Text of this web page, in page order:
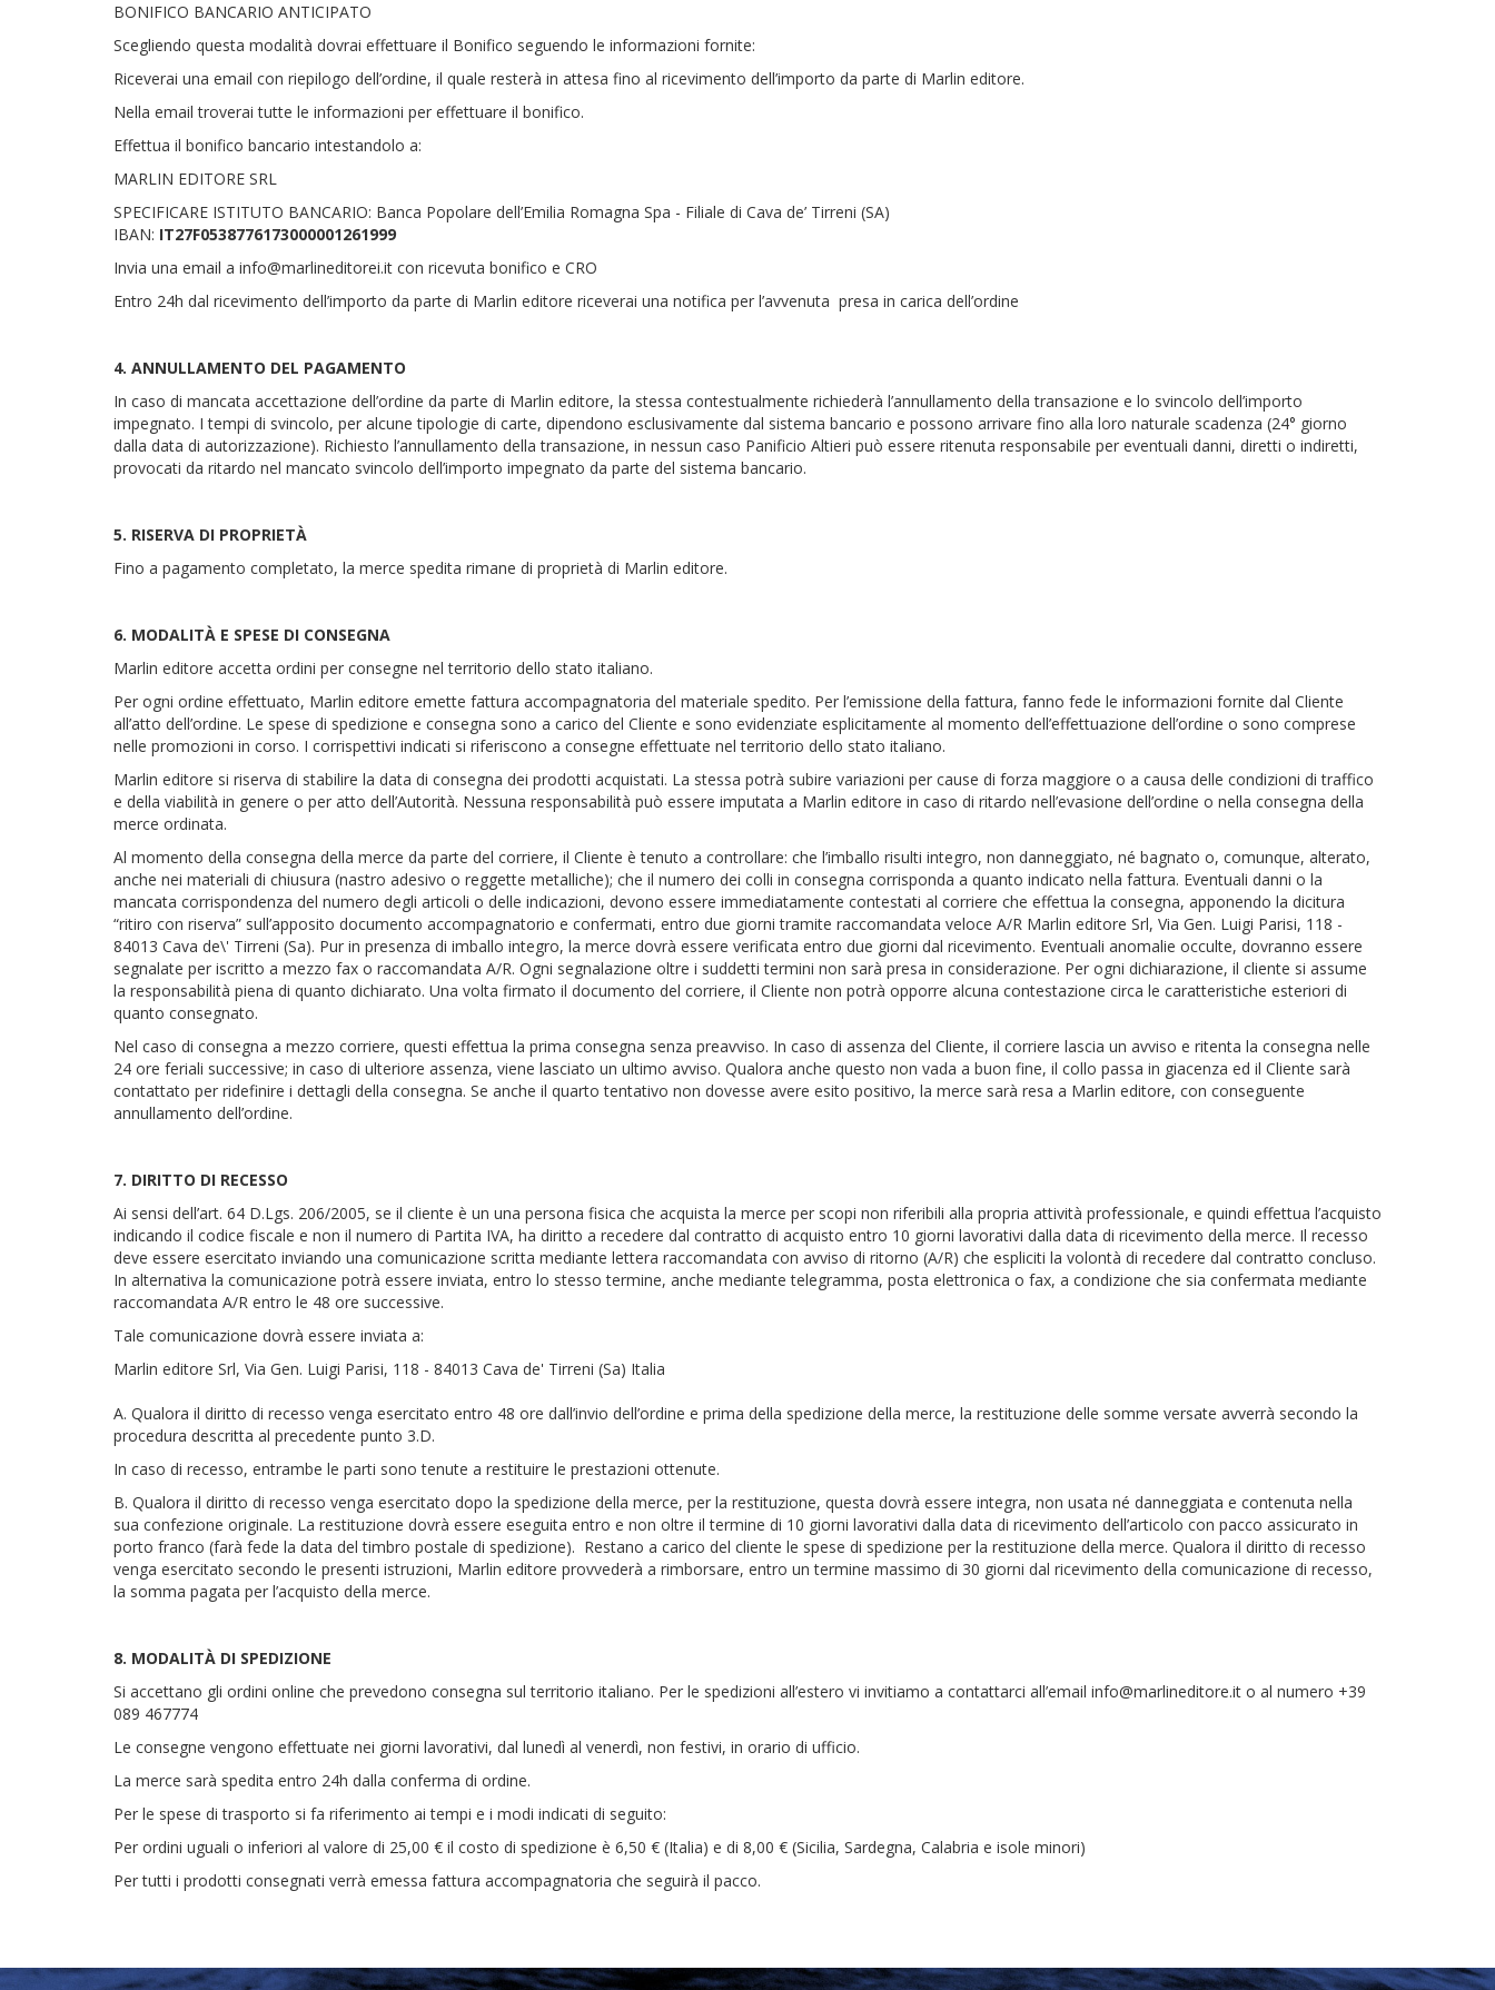
BONIFICO BANCARIO ANTICIPATO
Scegliendo questa modalità dovrai effettuare il Bonifico seguendo le informazioni fornite:
Riceverai una email con riepilogo dell’ordine, il quale resterà in attesa fino al ricevimento dell’importo da parte di Marlin editore.
Nella email troverai tutte le informazioni per effettuare il bonifico.
Effettua il bonifico bancario intestandolo a:
MARLIN EDITORE SRL
SPECIFICARE ISTITUTO BANCARIO: Banca Popolare dell’Emilia Romagna Spa - Filiale di Cava de’ Tirreni (SA)
IBAN: IT27F0538776173000001261999
Invia una email a info@marlineditorei.it con ricevuta bonifico e CRO
Entro 24h dal ricevimento dell’importo da parte di Marlin editore riceverai una notifica per l’avvenuta presa in carica dell’ordine
4. ANNULLAMENTO DEL PAGAMENTO
In caso di mancata accettazione dell’ordine da parte di Marlin editore, la stessa contestualmente richiederà l’annullamento della transazione e lo svincolo dell’importo
impegnato. I tempi di svincolo, per alcune tipologie di carte, dipendono esclusivamente dal sistema bancario e possono arrivare fino alla loro naturale scadenza (24° giorno
dalla data di autorizzazione). Richiesto l’annullamento della transazione, in nessun caso Panificio Altieri può essere ritenuta responsabile per eventuali danni, diretti o indiretti,
provocati da ritardo nel mancato svincolo dell’importo impegnato da parte del sistema bancario.
5. RISERVA DI PROPRIETÀ
Fino a pagamento completato, la merce spedita rimane di proprietà di Marlin editore.
6. MODALITÀ E SPESE DI CONSEGNA
Marlin editore accetta ordini per consegne nel territorio dello stato italiano.
Per ogni ordine effettuato, Marlin editore emette fattura accompagnatoria del materiale spedito. Per l’emissione della fattura, fanno fede le informazioni fornite dal Cliente
all’atto dell’ordine. Le spese di spedizione e consegna sono a carico del Cliente e sono evidenziate esplicitamente al momento dell’effettuazione dell’ordine o sono comprese
nelle promozioni in corso. I corrispettivi indicati si riferiscono a consegne effettuate nel territorio dello stato italiano.
Marlin editore si riserva di stabilire la data di consegna dei prodotti acquistati. La stessa potrà subire variazioni per cause di forza maggiore o a causa delle condizioni di traffico
e della viabilità in genere o per atto dell’Autorità. Nessuna responsabilità può essere imputata a Marlin editore in caso di ritardo nell’evasione dell’ordine o nella consegna della
merce ordinata.
Al momento della consegna della merce da parte del corriere, il Cliente è tenuto a controllare: che l’imballo risulti integro, non danneggiato, né bagnato o, comunque, alterato,
anche nei materiali di chiusura (nastro adesivo o reggette metalliche); che il numero dei colli in consegna corrisponda a quanto indicato nella fattura. Eventuali danni o la
mancata corrispondenza del numero degli articoli o delle indicazioni, devono essere immediatamente contestati al corriere che effettua la consegna, apponendo la dicitura
“ritiro con riserva” sull’apposito documento accompagnatorio e confermati, entro due giorni tramite raccomandata veloce A/R Marlin editore Srl, Via Gen. Luigi Parisi, 118 -
84013 Cava de\' Tirreni (Sa). Pur in presenza di imballo integro, la merce dovrà essere verificata entro due giorni dal ricevimento. Eventuali anomalie occulte, dovranno essere
segnalate per iscritto a mezzo fax o raccomandata A/R. Ogni segnalazione oltre i suddetti termini non sarà presa in considerazione. Per ogni dichiarazione, il cliente si assume
la responsabilità piena di quanto dichiarato. Una volta firmato il documento del corriere, il Cliente non potrà opporre alcuna contestazione circa le caratteristiche esteriori di
quanto consegnato.
Nel caso di consegna a mezzo corriere, questi effettua la prima consegna senza preavviso. In caso di assenza del Cliente, il corriere lascia un avviso e ritenta la consegna nelle
24 ore feriali successive; in caso di ulteriore assenza, viene lasciato un ultimo avviso. Qualora anche questo non vada a buon fine, il collo passa in giacenza ed il Cliente sarà
contattato per ridefinire i dettagli della consegna. Se anche il quarto tentativo non dovesse avere esito positivo, la merce sarà resa a Marlin editore, con conseguente
annullamento dell’ordine.
7. DIRITTO DI RECESSO
Ai sensi dell’art. 64 D.Lgs. 206/2005, se il cliente è un una persona fisica che acquista la merce per scopi non riferibili alla propria attività professionale, e quindi effettua l’acquisto
indicando il codice fiscale e non il numero di Partita IVA, ha diritto a recedere dal contratto di acquisto entro 10 giorni lavorativi dalla data di ricevimento della merce. Il recesso
deve essere esercitato inviando una comunicazione scritta mediante lettera raccomandata con avviso di ritorno (A/R) che espliciti la volontà di recedere dal contratto concluso.
In alternativa la comunicazione potrà essere inviata, entro lo stesso termine, anche mediante telegramma, posta elettronica o fax, a condizione che sia confermata mediante
raccomandata A/R entro le 48 ore successive.
Tale comunicazione dovrà essere inviata a:
Marlin editore Srl, Via Gen. Luigi Parisi, 118 - 84013 Cava de' Tirreni (Sa) Italia
A. Qualora il diritto di recesso venga esercitato entro 48 ore dall’invio dell’ordine e prima della spedizione della merce, la restituzione delle somme versate avverrà secondo la
procedura descritta al precedente punto 3.D.
In caso di recesso, entrambe le parti sono tenute a restituire le prestazioni ottenute.
B. Qualora il diritto di recesso venga esercitato dopo la spedizione della merce, per la restituzione, questa dovrà essere integra, non usata né danneggiata e contenuta nella
sua confezione originale. La restituzione dovrà essere eseguita entro e non oltre il termine di 10 giorni lavorativi dalla data di ricevimento dell’articolo con pacco assicurato in
porto franco (farà fede la data del timbro postale di spedizione). Restano a carico del cliente le spese di spedizione per la restituzione della merce. Qualora il diritto di recesso
venga esercitato secondo le presenti istruzioni, Marlin editore provvederà a rimborsare, entro un termine massimo di 30 giorni dal ricevimento della comunicazione di recesso,
la somma pagata per l’acquisto della merce.
8. MODALITÀ DI SPEDIZIONE
Si accettano gli ordini online che prevedono consegna sul territorio italiano. Per le spedizioni all’estero vi invitiamo a contattarci all’email info@marlineditore.it o al numero +39
089 467774
Le consegne vengono effettuate nei giorni lavorativi, dal lunedì al venerdì, non festivi, in orario di ufficio.
La merce sarà spedita entro 24h dalla conferma di ordine.
Per le spese di trasporto si fa riferimento ai tempi e i modi indicati di seguito:
Per ordini uguali o inferiori al valore di 25,00 € il costo di spedizione è 6,50 € (Italia) e di 8,00 € (Sicilia, Sardegna, Calabria e isole minori)
Per tutti i prodotti consegnati verrà emessa fattura accompagnatoria che seguirà il pacco.